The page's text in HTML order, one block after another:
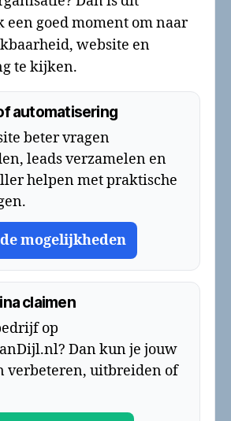
een goed moment om naar
website en
te kijken.
automatisering
beter vragen
leads verzamelen en
helpen met praktische
mogelijkheden
claimen
op
Dan kun je jouw
verbeteren, uitbreiden of